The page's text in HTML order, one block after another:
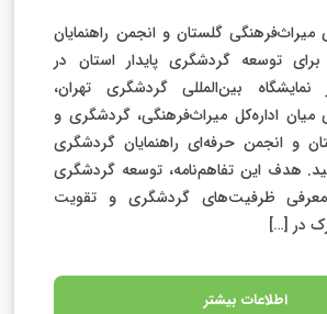
میراث‌فرهنگی گلستان و انجمن راهنمایان
توسعه گردشگری پایدار استان در
بین‌المللی گردشگری تهران،
میان اداره‌کل میراث‌فرهنگی، گردشگری و
و انجمن حرفه‌ای راهنمایان گردشگری
هدف این تفاهم‌نامه، توسعه گردشگری
معرفی ظرفیت‌های گردشگری و تقویت
در […]
اطلاعات بیشتر